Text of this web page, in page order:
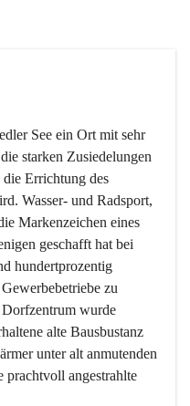
See ein Ort mit sehr
starken Zusiedelungen
Errichtung des
Wasser- und Radsport,
Markenzeichen eines
geschafft hat bei
hundertprozentig
zu
wurde
alte Bausbustanz
unter alt anmutenden
prachtvoll angestrahlte